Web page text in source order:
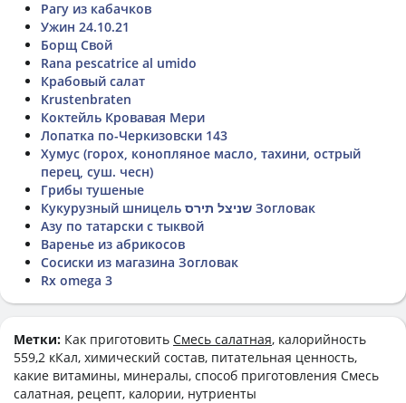
Рагу из кабачков
Ужин 24.10.21
Борщ Свой
Rana pescatrice al umido
Крабовый салат
Krustenbraten
Коктейль Кровавая Мери
Лопатка по-Черкизовски 143
Хумус (горох, конопляное масло, тахини, острый
перец, суш. чесн)
Грибы тушеные
Кукурузный шницель שניצל תירס Зогловак
Азу по татарски с тыквой
Варенье из абрикосов
Сосиски из магазина Зогловак
Rx omega 3
Метки: Как приготовить Смесь салатная, калорийность
559,2 кКал, химический состав, питательная ценность,
какие витамины, минералы, способ приготовления Смесь
салатная, рецепт, калории, нутриенты